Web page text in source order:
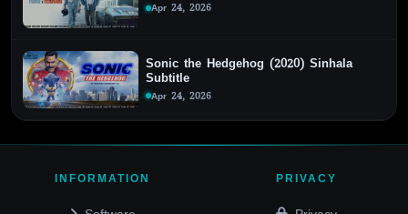
Apr 24, 2026
Sonic the Hedgehog (2020) Sinhala
Subtitle
Apr 24, 2026
INFORMATION PRIVACY